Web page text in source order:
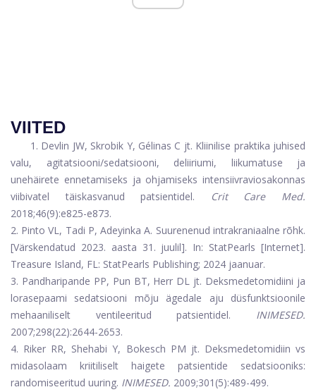
VIITED
1. Devlin JW, Skrobik Y, Gélinas C jt. Kliinilise praktika juhised
valu, agitatsiooni/sedatsiooni, deliiriumi, liikumatuse ja
unehäirete ennetamiseks ja ohjamiseks intensiivraviosakonnas
viibivatel täiskasvanud patsientidel.
Crit Care Med.
2018;46(9):e825-e873.
2. Pinto VL, Tadi P, Adeyinka A. Suurenenud intrakraniaalne rõhk.
[Värskendatud 2023. aasta 31. juulil]. In: StatPearls [Internet].
Treasure Island, FL: StatPearls Publishing; 2024 jaanuar.
3. Pandharipande PP, Pun BT, Herr DL jt. Deksmedetomidiini ja
lorasepaami sedatsiooni mõju ägedale aju düsfunktsioonile
mehaaniliselt ventileeritud patsientidel. INIMESED.
2007;298(22):2644-2653.
4. Riker RR, Shehabi Y, Bokesch PM jt. Deksmedetomidiin vs
midasolaam kriitiliselt haigete patsientide sedatsiooniks:
randomiseeritud uuring. INIMESED. 2009;301(5):489-499.